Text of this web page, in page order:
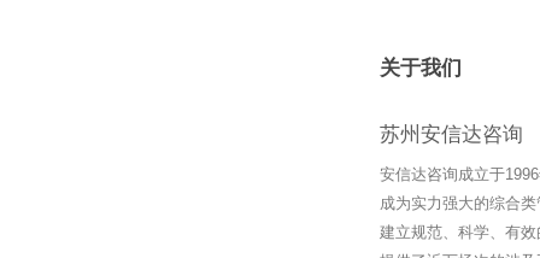
关于我们
苏州安信达咨询
安信达咨询成立于
成为实力强大的综合
建立规范、科学、有